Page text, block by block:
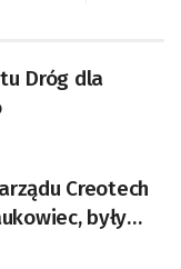
Dróg dla
Creotech